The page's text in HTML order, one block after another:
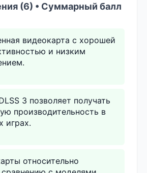
(6) • Суммарный балл
видеокарта с хорошей
и низким
3 позволяет получать
производительность в
играх.
относительно